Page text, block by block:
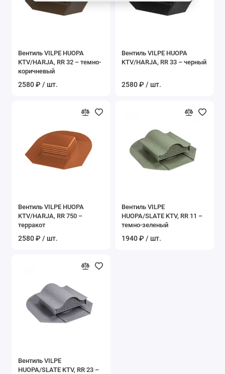
Вентиль VILPE HUOPA
KTV/HARJA, RR 32 – темно-
коричневый
2580 ₽ / шт.
Вентиль VILPE HUOPA
KTV/HARJA, RR 33 – черный
2580 ₽ / шт.
Вентиль VILPE HUOPA
KTV/HARJA, RR 750 –
терракот
2580 ₽ / шт.
Вентиль VILPE
HUOPA/SLATE KTV, RR 11 –
темно-зеленый
1940 ₽ / шт.
Вентиль VILPE
HUOPA/SLATE KTV, RR 23 –